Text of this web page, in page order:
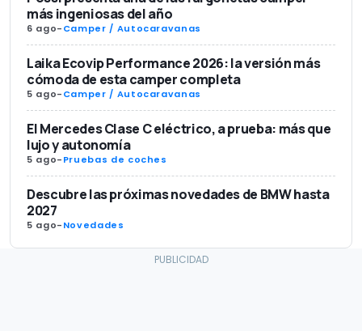
más ingeniosas del año
6 ago-Camper / Autocaravanas
Laika Ecovip Performance 2026: la versión más
cómoda de esta camper completa
5 ago-Camper / Autocaravanas
El Mercedes Clase C eléctrico, a prueba: más que
lujo y autonomía
5 ago-Pruebas de coches
Descubre las próximas novedades de BMW hasta
2027
5 ago-Novedades